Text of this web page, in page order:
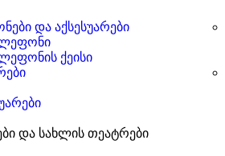
და აქსესუარები
ქეისი
და სახლის თეატრები